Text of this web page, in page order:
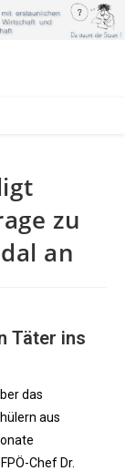
zu
an
Täter ins
das
aus
Chef Dr.